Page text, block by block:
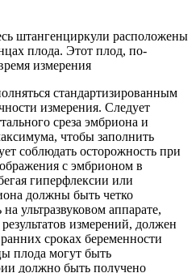
штангенциркули расположены
плода. Этот плод, по-
измерения
стандартизированным
измерения. Следует
среза эмбриона и
чтобы заполнить
соблюдать осторожность при
с эмбрионом в
гиперфлексии или
должны быть четко
ультразвуковом аппарате,
измерений, должен
сроках беременности
плода могут быть
должно быть получено